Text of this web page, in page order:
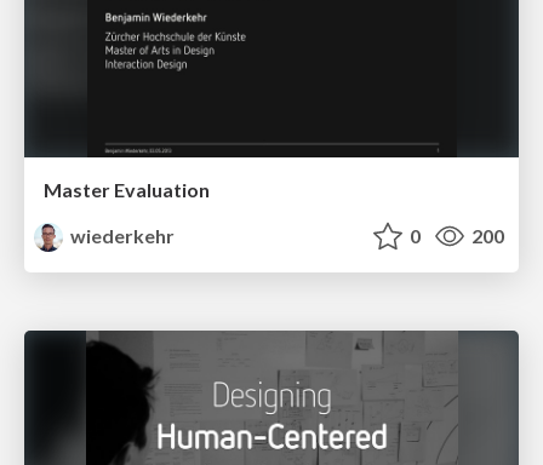
Master Evaluation
wiederkehr
0 200